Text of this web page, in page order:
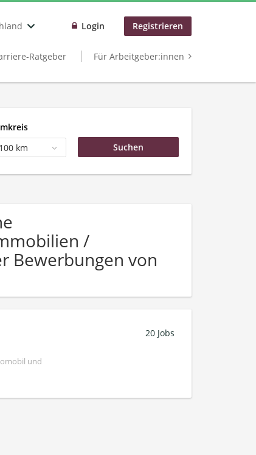
Login Registrieren
Ratgeber Für Arbeitgeber:innen
100 km
/
Bewerbungen von
und
20 Jobs